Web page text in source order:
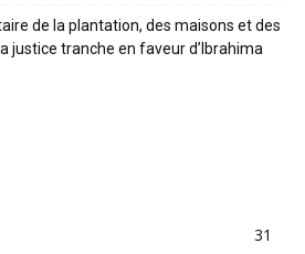
de la plantation, des maisons et des
justice tranche en faveur d’Ibrahima
31